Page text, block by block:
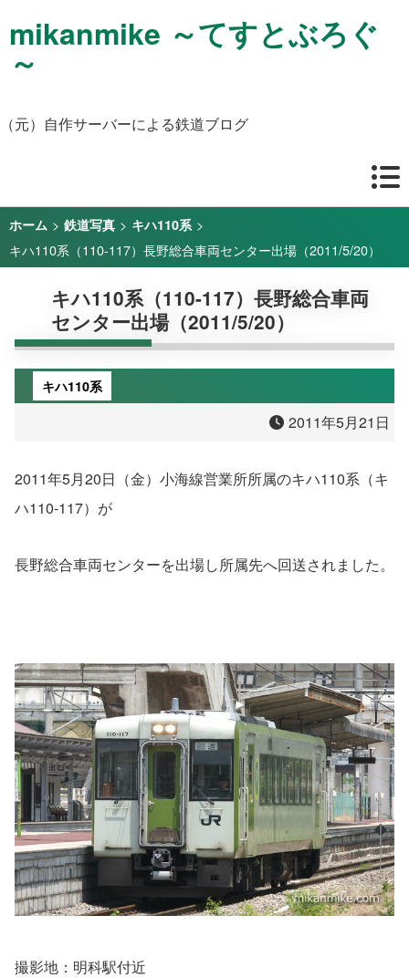
mikanmike ～てすとぶろぐ
～
（元）自作サーバーによる鉄道ブログ
ホーム > 鉄道写真 > キハ110系 >
キハ110系（110-117）長野総合車両センター出場（2011/5/20）
キハ110系（110-117）長野総合車両
センター出場（2011/5/20）
キハ110系
2011年5月21日
2011年5月20日（金）小海線営業所所属のキハ110系（キ
ハ110-117）が
長野総合車両センターを出場し所属先へ回送されました。
撮影地：明科駅付近